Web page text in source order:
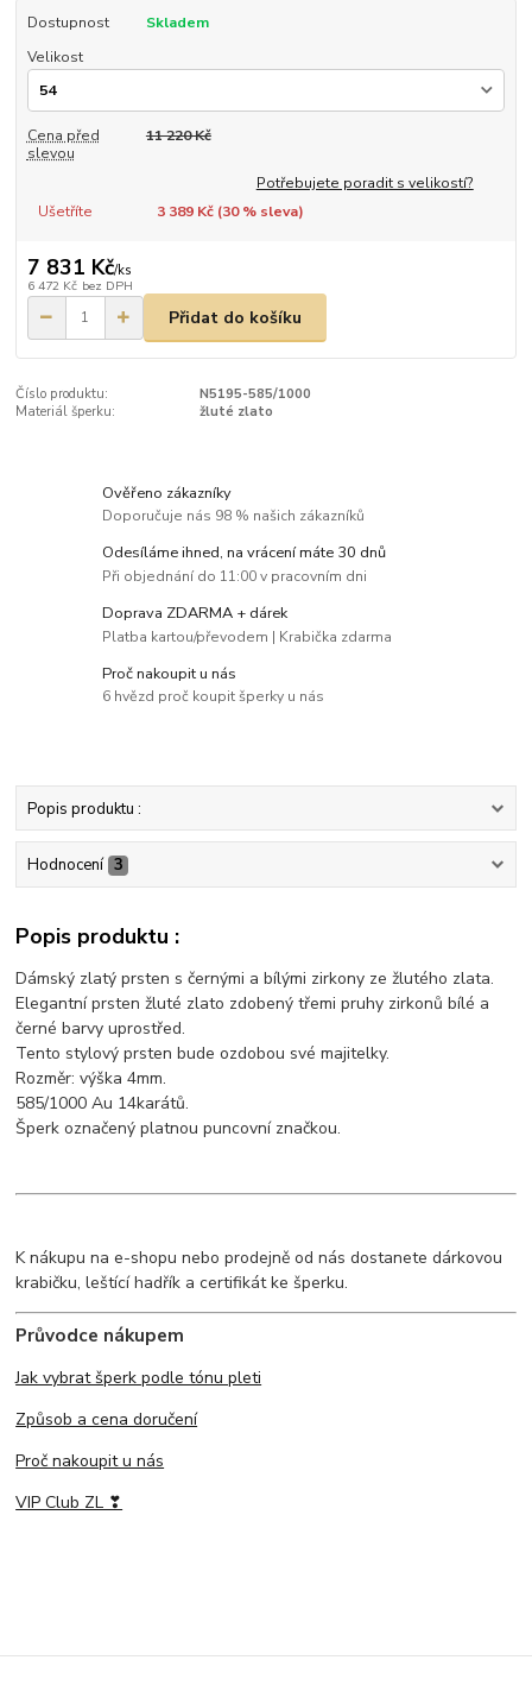
Dostupnost
Skladem
Velikost
Cena před
slevou
11 220 Kč
Potřebujete poradit s velikostí?
Ušetříte
3 389 Kč (30% sleva)
7 831 Kč/ks
6 472 Kč bez DPH
Přidat do košíku
Číslo produktu:
N5195-585/1000
Materiál šperku:
žluté zlato
Ověřeno zákazníky
Doporučuje nás 98 % našich zákazníků
Odesíláme ihned, na vrácení máte 30 dnů
Při objednání do 11:00 v pracovním dni
Doprava ZDARMA + dárek
Platba kartou/převodem | Krabička zdarma
Proč nakoupit u nás
6 hvězd proč koupit šperky u nás
Popis produktu :
Hodnocení 3
Popis produktu :
Dámský zlatý prsten s černými a bílými zirkony ze žlutého zlata.
Elegantní prsten žluté zlato zdobený třemi pruhy zirkonů bílé a
černé barvy uprostřed.
Tento stylový prsten bude ozdobou své majitelky.
Rozměr: výška 4mm.
585/1000 Au 14karátů.
Šperk označený platnou puncovní značkou.
K nákupu na e-shopu nebo prodejně od nás dostanete dárkovou
krabičku, leštící hadřík a certifikát ke šperku.
Průvodce nákupem
Jak vybrat šperk podle tónu pleti
Způsob a cena doručení
Proč nakoupit u nás
VIP Club ZL ❣